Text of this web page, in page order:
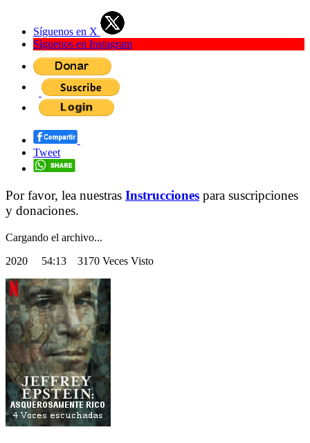
Síguenos en X
Síguenos en Instagram
Tweet
Por favor, lea nuestras Instrucciones para suscripciones
y donaciones.
Cargando el archivo...
2020 54:13 3170 Veces Visto